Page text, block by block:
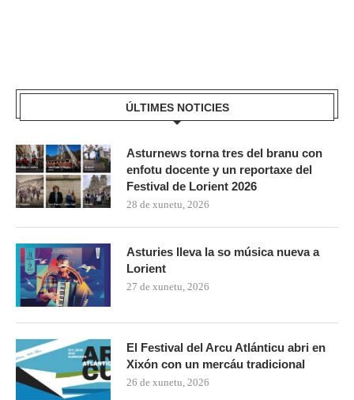
ÚLTIMES NOTICIES
Asturnews torna tres del branu con
enfotu docente y un reportaxe del
Festival de Lorient 2026
28 de xunetu, 2026
Asturies lleva la so música nueva a
Lorient
27 de xunetu, 2026
El Festival del Arcu Atlánticu abri en
Xixón con un mercáu tradicional
26 de xunetu, 2026